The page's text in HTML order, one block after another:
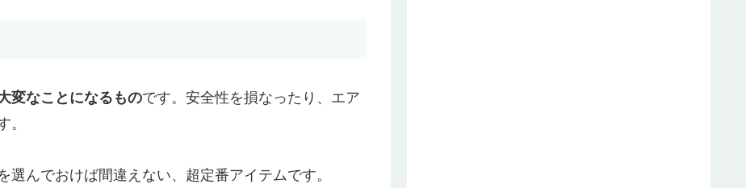
変なことになるものです。 安全性を損なったり、 エア
。
んでおけば間違えない、超定番アイテムです。